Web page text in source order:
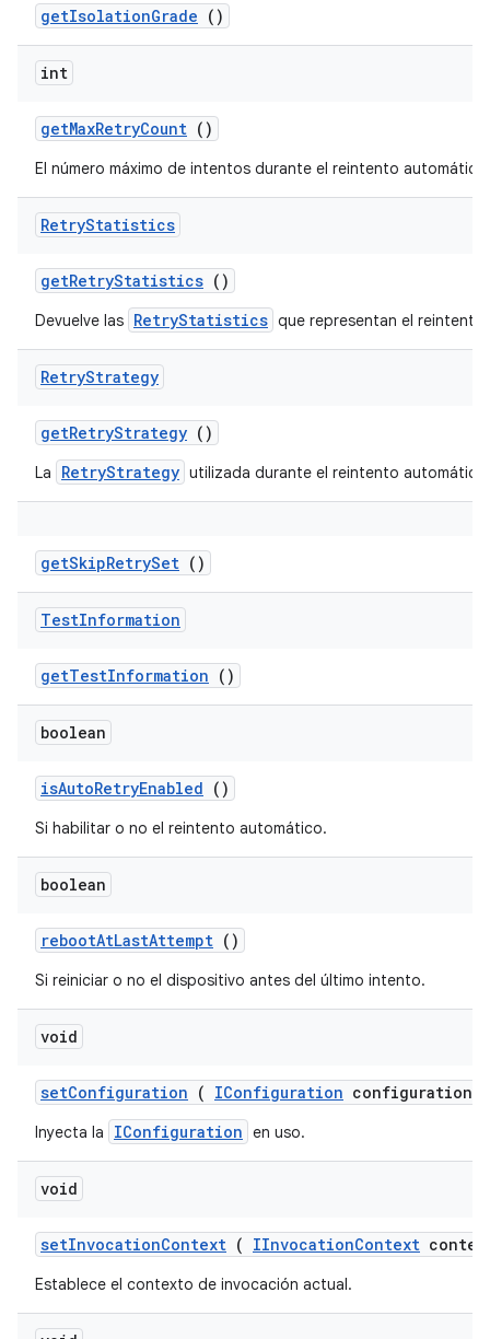
getIsolationGrade ()
int
getMaxRetryCount ()
El número máximo de intentos durante el reintento automático.
RetryStatistics
getRetryStatistics ()
Devuelve las RetryStatistics que representan el reintento.
RetryStrategy
getRetryStrategy ()
La RetryStrategy utilizada durante el reintento automático.
getSkipRetrySet ()
TestInformation
getTestInformation ()
boolean
isAutoRetryEnabled ()
Si habilitar o no el reintento automático.
boolean
rebootAtLastAttempt ()
Si reiniciar o no el dispositivo antes del último intento.
void
setConfiguration ( IConfiguration configuration)
Inyecta la IConfiguration en uso.
void
setInvocationContext ( IInvocationContext
Establece el contexto de invocación actual.